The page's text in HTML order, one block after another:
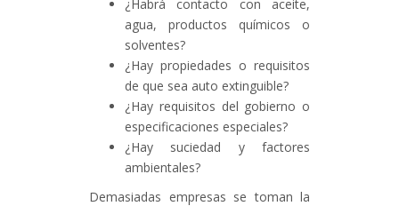
¿Habrá contacto con aceite,
agua, productos químicos o
solventes?
¿Hay propiedades o requisitos
de que sea auto extinguible?
¿Hay requisitos del gobierno o
especificaciones especiales?
¿Hay suciedad y factores
ambientales?
Demasiadas empresas se toman la